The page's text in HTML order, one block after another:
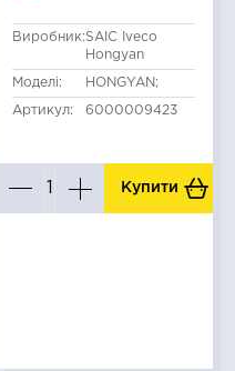
Виробник:SAIC Iveco
Hongyan
Моделі: HONGYAN;
Артикул: 6000009423
Купити